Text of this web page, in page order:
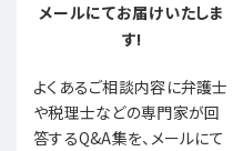
メールにてお届けいたしま
す!
よくあるご相談内容に弁護士
や税理士などの専門家が回
答するQ&A集を、メールにて